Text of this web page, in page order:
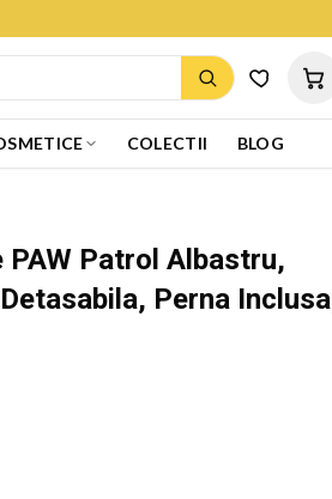
COLECTII BLOG
PAW Patrol Albastru,
Perna